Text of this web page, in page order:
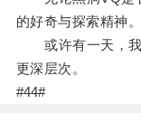
的好奇与探索精神。
或许有一天，我
更深层次。
#44#